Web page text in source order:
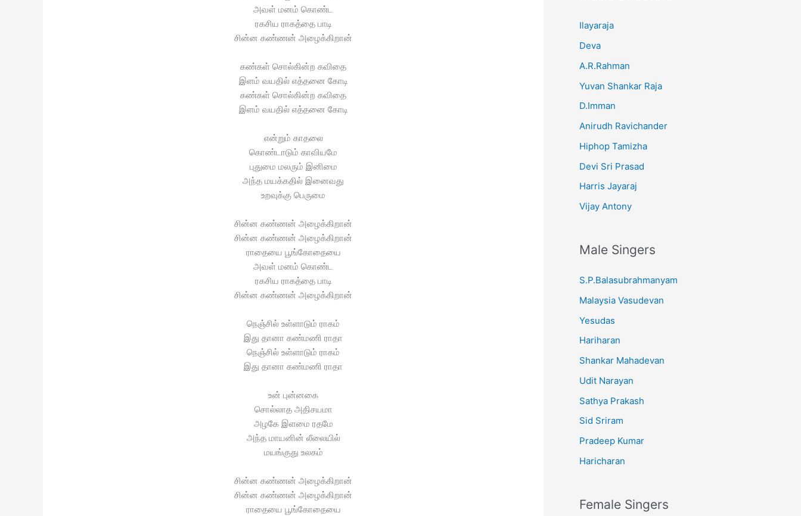
அவள் மனம் கொண்ட
ரகசிய ராகத்தை பாடி
சின்ன கண்ணன் அழைக்கிறான்
கண்கள் சொல்கின்ற கவிதை
இளம் வயதில் எத்தனை கோடி
கண்கள் சொல்கின்ற கவிதை
இளம் வயதில் எத்தனை கோடி
என்றும் காதலை
கொண்டாடும் காவியமே
புதுமை மலரும் இனிமை
அந்த மயக்கதில் இனைவது
உறவுக்கு பெருமை
சின்ன கண்ணன் அழைக்கிறான்
சின்ன கண்ணன் அழைக்கிறான்
ராதையை பூங்கோதையை
அவள் மனம் கொண்ட
ரகசிய ராகத்தை பாடி
சின்ன கண்ணன் அழைக்கிறான்
நெஞ்சில் உள்ளாடும் ராகம்
இது தானா கண்மணி ராதா
நெஞ்சில் உள்ளாடும் ராகம்
இது தானா கண்மணி ராதா
உன் புன்னகை
சொல்லாத அதிசயமா
அழகே இளமை ரதமே
அந்த மாயனின் லீலையில்
மயங்குது உலகம்
சின்ன கண்ணன் அழைக்கிறான்
சின்ன கண்ணன் அழைக்கிறான்
ராதையை பூங்கோதையை
Ilayaraja
Deva
A.R.Rahman
Yuvan Shankar Raja
D.Imman
Anirudh Ravichander
Hiphop Tamizha
Devi Sri Prasad
Harris Jayaraj
Vijay Antony
Male Singers
S.P.Balasubrahmanyam
Malaysia Vasudevan
Yesudas
Hariharan
Shankar Mahadevan
Udit Narayan
Sathya Prakash
Sid Sriram
Pradeep Kumar
Haricharan
Female Singers